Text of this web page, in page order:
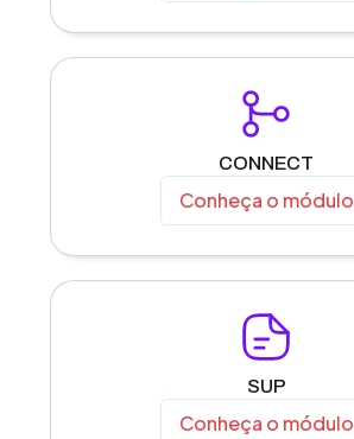
CONNECT
Conheça o módulo
SUP
Conheça o módulo